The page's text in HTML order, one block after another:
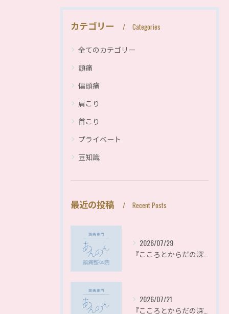
カテゴリー Categories
全てのカテゴリー
頭痛
偏頭痛
肩こり
首こり
プライベート
豆知識
最近の投稿 Recent Posts
2026/07/29
2026/07/21